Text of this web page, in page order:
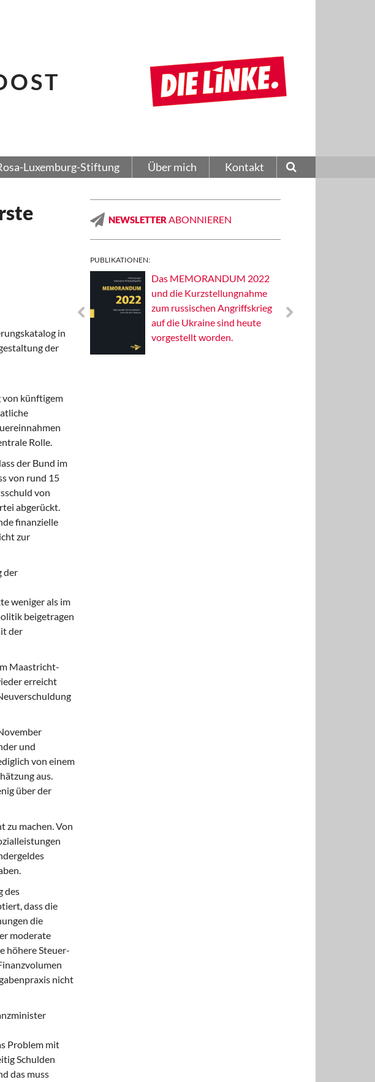
Luxemburg-Stiftung Über mich Kontakt
in
der
von künftigem
Rolle.
der Bund im
von rund 15
von
abgerückt.
finanzielle
zur
der
weniger als im
beigetragen
der
Maastricht-
erreicht
und
von einem
aus.
über der
zu machen. Von
des
dass die
die
moderate
höhere Steuer-
nicht
Problem mit
Schulden
das muss
NEWSLETTER ABONNIEREN
PUBLIKATIONEN:
Das MEMORANDUM 2022
und die Kurzstellungnahme
zum russischen Angriffskrieg
auf die Ukraine sind heute
vorgestellt worden.